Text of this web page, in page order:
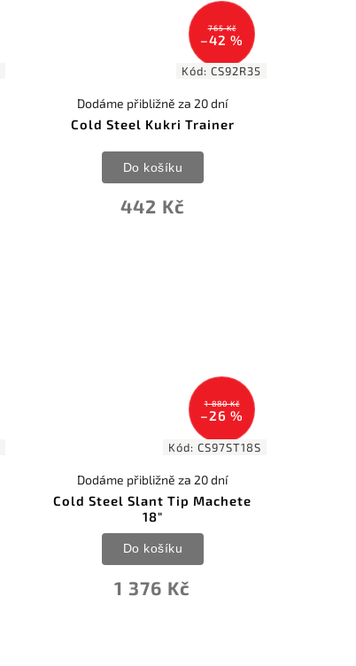
765 Kč
–42 %
Kód:CS92R35
Cold Steel Kukri Trainer
Dodáme přibližně za 20 dní
442 Kč
Do košíku
1 880 Kč
–26 %
Kód:CS97ST18S
Cold Steel Slant Tip Machete
18"
Dodáme přibližně za 20 dní
1 376 Kč
Do košíku